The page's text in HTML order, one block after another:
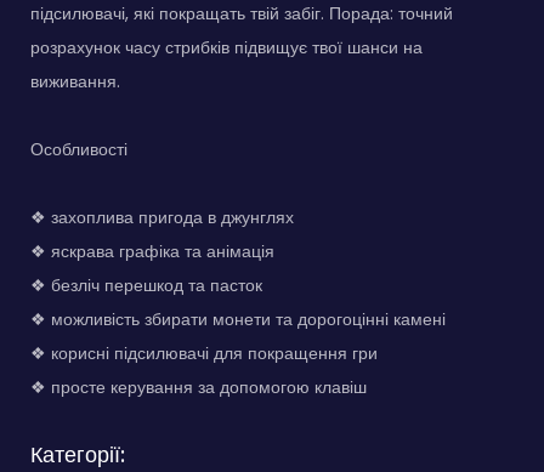
підсилювачі, які покращать твій забіг. Порада: точний
розрахунок часу стрибків підвищує твої шанси на
виживання.
Особливості
❖ захоплива пригода в джунглях
❖ яскрава графіка та анімація
❖ безліч перешкод та пасток
❖ можливість збирати монети та дорогоцінні камені
❖ корисні підсилювачі для покращення гри
❖ просте керування за допомогою клавіш
Категорії: